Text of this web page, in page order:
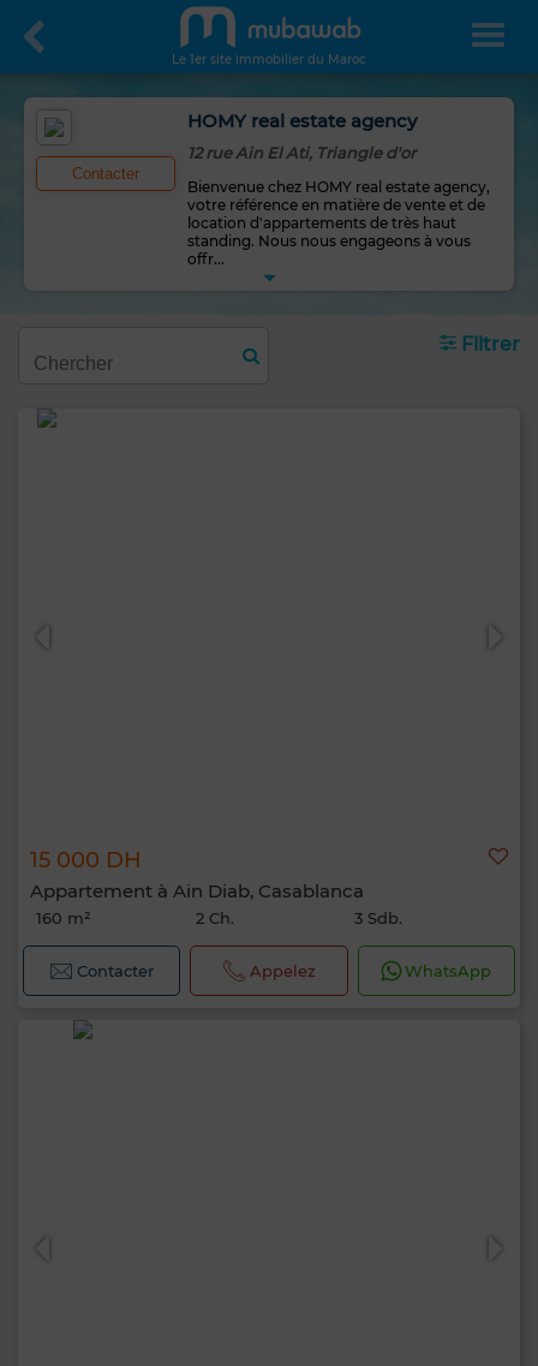
Le 1er site immobilier du Maroc
Contacter
HOMY real estate agency
12 rue Ain El Ati, Triangle d'or
Bienvenue chez HOMY real estate agency,
votre référence en matière de vente et de
location d'appartements de très haut
standing. Nous nous engageons à vous
offr...
Filtrer
15 000 DH
Appartement à Ain Diab, Casablanca
160 m² 2 Ch. 3 Sdb.
Contacter Appelez WhatsApp